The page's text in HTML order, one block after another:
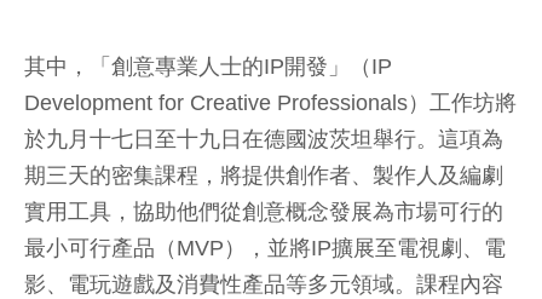
其中，「創意專業人士的IP開發」（IP
Development for Creative Professionals）工作坊將
於九月十七日至十九日在德國波茨坦舉行。這項為
期三天的密集課程，將提供創作者、製作人及編劇
實用工具，協助他們從創意概念發展為市場可行的
最小可行產品（MVP），並將IP擴展至電視劇、電
影、電玩遊戲及消費性產品等多元領域。課程內容